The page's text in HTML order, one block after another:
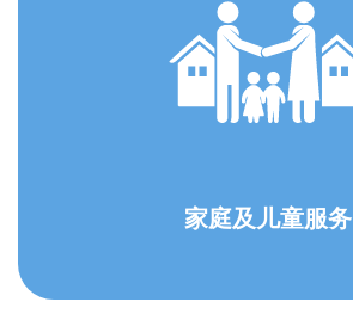
家庭及儿童服务